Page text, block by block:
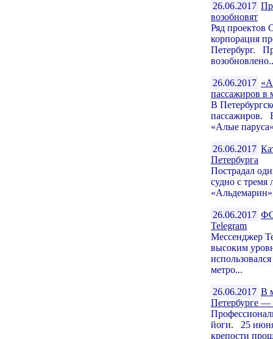
26.06.2017
возобновят
Ряд проектов
корпорация
Петербург.
26.06.2017
пассажиров в
В
пассажиров.
«Алые
26.06.2017
Петербурга
Пострадал
судно с тремя
26.06.2017
Telegram
Мессенджер
высоким
метро...
26.06.2017 В
Петербурге —
йоги. 25 июня
крепости